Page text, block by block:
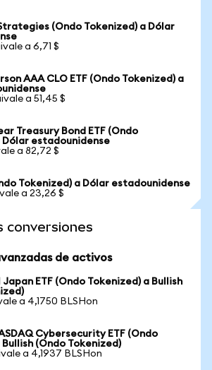
(Ondo Tokenized) a Dólar
a 6,71 $
AAA CLO ETF (Ondo Tokenized) a
a 51,45 $
Treasury Bond ETF (Ondo
Dólar estadounidense
a 82,72 $
Tokenized) a Dólar estadounidense
a 23,26 $
conversiones
de activos
Japan ETF (Ondo Tokenized) a Bullish
a 4,1750 BLSHon
Cybersecurity ETF (Ondo
(Ondo Tokenized)
a 4,1937 BLSHon